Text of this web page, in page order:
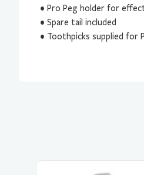
• Pro Peg holder for
• Spare tail included
• Toothpicks supplied for